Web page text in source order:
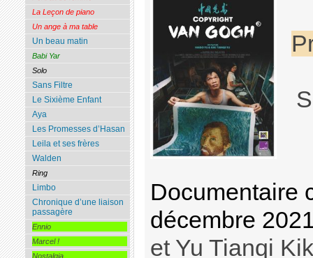
Documentaire
décembre
et Yu Tianqi
La Leçon de piano
Un ange à ma table
Un beau matin
Babi Yar
Solo
Sans Filtre
Le Sixième Enfant
Aya
Les Promesses d’Hasan
Leila et ses frères
Walden
Ring
Limbo
Chronique d’une liaison
passagère
Ennio
Marcel !
Nostalgia